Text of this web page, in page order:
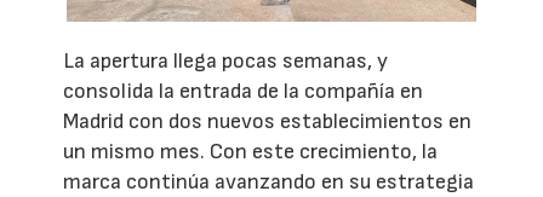
La apertura llega pocas semanas, y
consolida la entrada de la compañía en
Madrid con dos nuevos establecimientos en
un mismo mes. Con este crecimiento, la
marca continúa avanzando en su estrategia